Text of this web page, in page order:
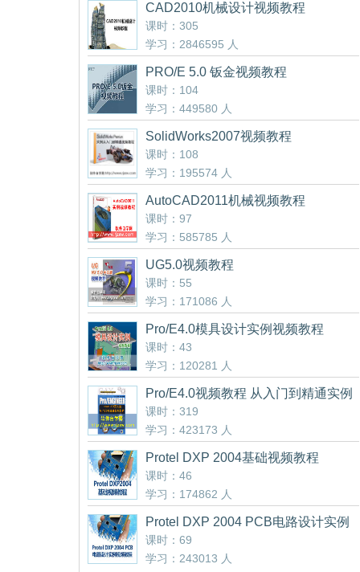
CAD2010机械设计视频教程
课时：305
学习：2846595 人
PRO/E 5.0 钣金视频教程
课时：104
学习：449580 人
SolidWorks2007视频教程
课时：108
学习：195574 人
AutoCAD2011机械视频教程
课时：97
学习：585785 人
UG5.0视频教程
课时：55
学习：171086 人
Pro/E4.0模具设计实例视频教程
课时：43
学习：120281 人
Pro/E4.0视频教程 从入门到精通实例
讲解
课时：319
学习：423173 人
Protel DXP 2004基础视频教程
课时：46
学习：174862 人
Protel DXP 2004 PCB电路设计实例
视频教程
课时：69
学习：243013 人